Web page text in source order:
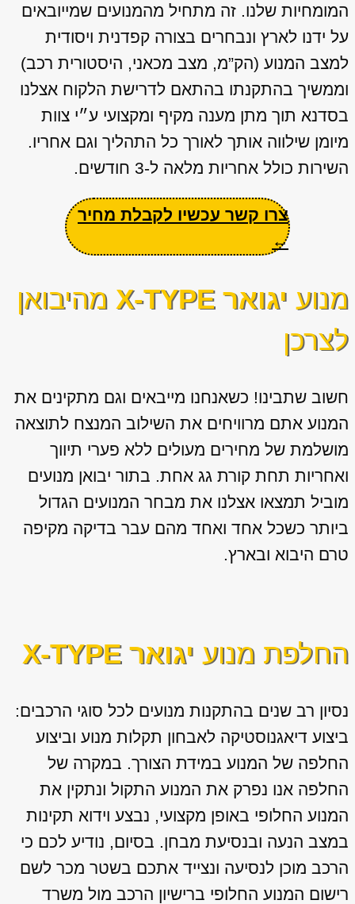
המומחיות שלנו. זה מתחיל מהמנועים שמייובאים
על ידנו לארץ ונבחרים בצורה קפדנית ויסודית
למצב המנוע (הק”מ, מצב מכאני, היסטורית רכב)
וממשיך בהתקנתו בהתאם לדרישת הלקוח אצלנו
בסדנא תוך מתן מענה מקיף ומקצועי ע״י צוות
מיומן שילווה אותך לאורך כל התהליך וגם אחריו.
השירות כולל אחריות מלאה ל-3 חודשים.
צרו קשר עכשיו לקבלת מחיר
←
מנוע יגואר X-TYPE
מהיבואן
לצרכן
חשוב שתבינו! כשאנחנו מייבאים וגם מתקינים את
המנוע אתם מרוויחים את השילוב המנצח לתוצאה
מושלמת של מחירים מעולים ללא פערי תיווך
ואחריות תחת קורת גג אחת. בתור יבואן מנועים
מוביל תמצאו אצלנו את מבחר המנועים הגדול
ביותר כשכל אחד ואחד מהם עבר בדיקה מקיפה
טרם היבוא ובארץ.
החלפת מנוע יגואר X-TYPE
נסיון רב שנים בהתקנות מנועים לכל סוגי הרכבים:
ביצוע דיאגנוסטיקה לאבחון תקלות מנוע וביצוע
החלפה של המנוע במידת הצורך. במקרה של
החלפה אנו נפרק את המנוע התקול ונתקין את
המנוע החלופי באופן מקצועי, נבצע וידוא תקינות
במצב הנעה ובנסיעת מבחן. בסיום, נודיע לכם כי
הרכב מוכן לנסיעה ונצייד אתכם בשטר מכר לשם
רישום המנוע החלופי ברישיון הרכב מול משרד